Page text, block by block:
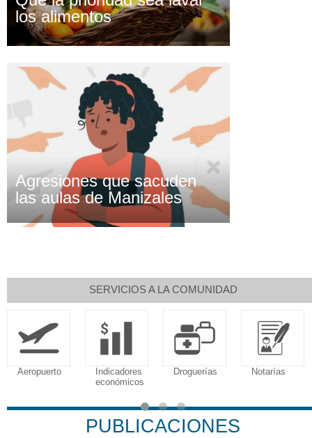
los alimentos
Agresiones que sacuden
las aulas de Manizales
SERVICIOS A LA COMUNIDAD
Aeropuerto
Indicadores
económicos
Droguerías Notarías
PUBLICACIONES